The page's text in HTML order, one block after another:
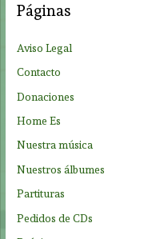
r
:
Páginas
Aviso Legal
Contacto
Donaciones
Home Es
Nuestra música
Nuestros álbumes
Partituras
Pedidos de CDs